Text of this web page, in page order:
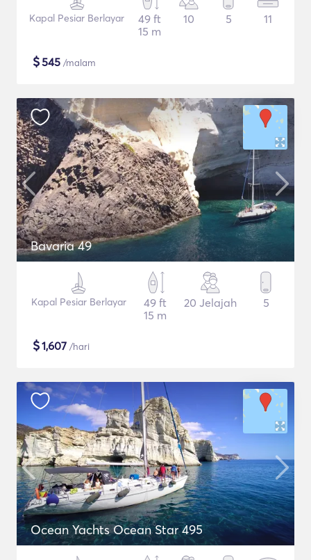
Kapal Pesiar Berlayar
49 ft
15 m
10 5 11
$545 /malam
Bavaria 49
Kapal Pesiar Berlayar
49 ft
15 m
20 Jelajah 5
$1,607 /hari
Ocean Yachts Ocean Star 495